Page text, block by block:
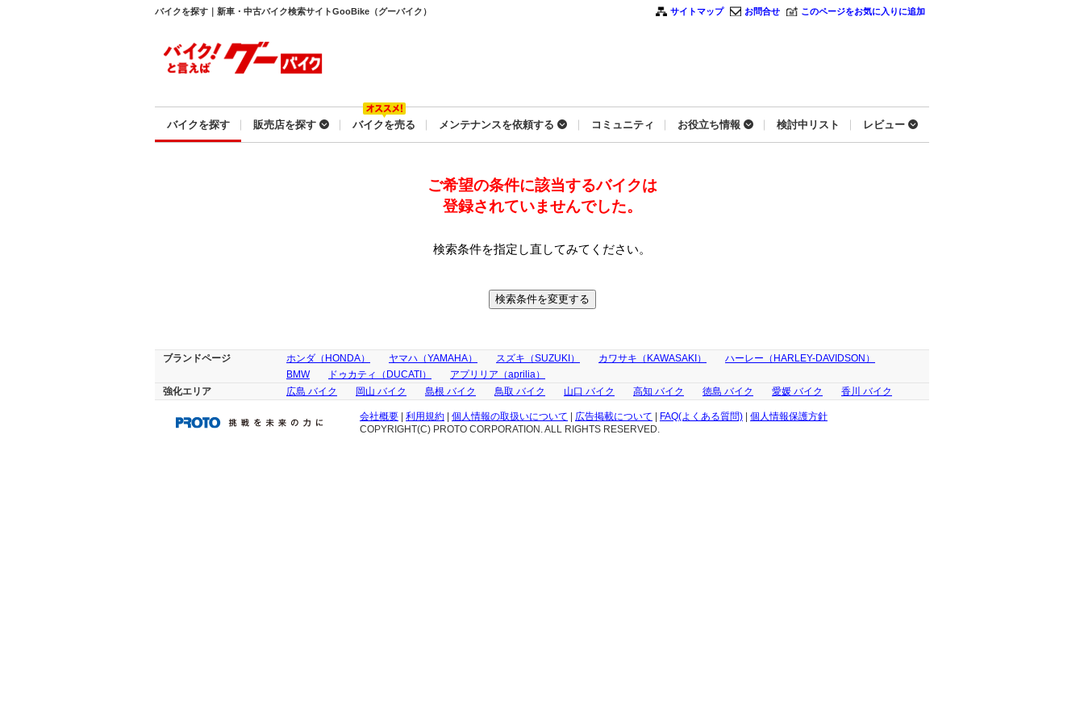
バイクを探す｜新車・中古バイク検索サイトGooBike（グーバイク） サイトマップ お問合せ このページをお気に入りに追加
バイクを探す 販売店を探す バイクを売る メンテナンスを依頼する コミュニティ お役立ち情報 検討中リスト レビュー
ご希望の条件に該当するバイクは
登録されていませんでした。
検索条件を指定し直してみてください。
ブランドページ ホンダ（HONDA） ヤマハ（YAMAHA） スズキ（SUZUKI） カワサキ（KAWASAKI）
ハーレー（HARLEY-DAVIDSON）
BMW
ドゥカティ（DUCATI）
アプリリア（aprilia）
強化エリア
広島 バイク 岡山 バイク 島根 バイク 鳥取 バイク 山口 バイク 高知 バイク 徳島 バイク 愛媛 バイク 香川 バイク
会社概要 利用規約 個人情報の取扱いについて 広告掲載について FAQ(よくある質問)
個人情報保護方針
COPYRIGHT(C) PROTO CORPORATION. ALL RIGHTS RESERVED.